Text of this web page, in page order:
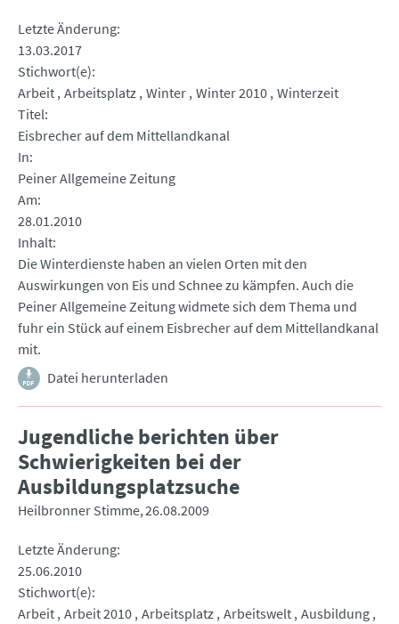
Letzte Änderung
13.03.2017
Stichwort(e)
Arbeit Arbeitsplatz Winter Winter 2010 Winterzeit
Titel
Eisbrecher auf dem Mittellandkanal
In
Peiner Allgemeine Zeitung
Am
28.01.2010
Inhalt
Die Winterdienste haben an vielen Orten mit den
Auswirkungen von Eis und Schnee zu kämpfen. Auch die
Peiner Allgemeine Zeitung widmete sich dem Thema und
fuhr ein Stück auf einem Eisbrecher auf dem Mittellandkanal
mit.
Datei herunterladen
Jugendliche berichten über
Schwierigkeiten bei der
Ausbildungsplatzsuche
Heilbronner Stimme 26.08.2009
Letzte Änderung
25.06.2010
Stichwort(e)
Arbeit Arbeit 2010 Arbeitsplatz Arbeitswelt Ausbildung